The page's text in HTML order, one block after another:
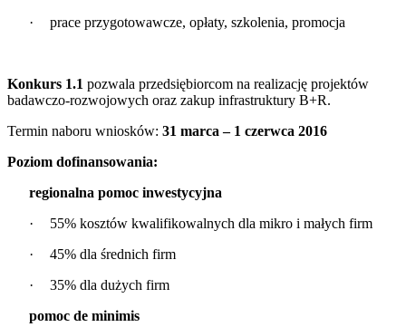
·
prace przygotowawcze, opłaty, szkolenia, promocja
Konkurs 1.1 pozwala przedsiębiorcom na realizację projektów
badawczo-rozwojowych oraz zakup infrastruktury B+R.
Termin naboru wniosków: 31 marca – 1 czerwca 2016
Poziom dofinansowania:
regionalna pomoc inwestycyjna
·
55% kosztów kwalifikowalnych dla mikro i małych firm
·
45% dla średnich firm
·
35% dla dużych firm
pomoc de minimis